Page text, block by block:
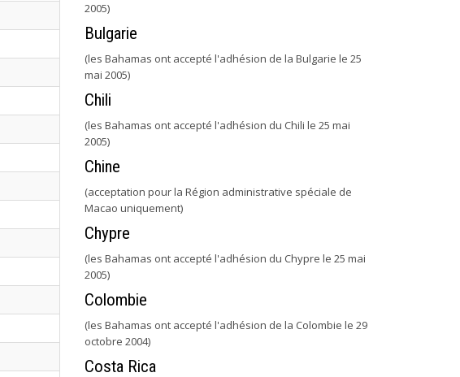
2005)
Bulgarie
(les Bahamas ont accepté l'adhésion de la Bulgarie le 25
mai 2005)
Chili
(les Bahamas ont accepté l'adhésion du Chili le 25 mai
2005)
Chine
(acceptation pour la Région administrative spéciale de
Macao uniquement)
Chypre
(les Bahamas ont accepté l'adhésion du Chypre le 25 mai
2005)
Colombie
(les Bahamas ont accepté l'adhésion de la Colombie le 29
octobre 2004)
Costa Rica